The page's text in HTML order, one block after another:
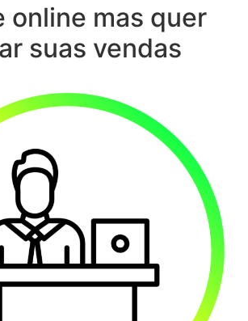
online mas quer
suas vendas